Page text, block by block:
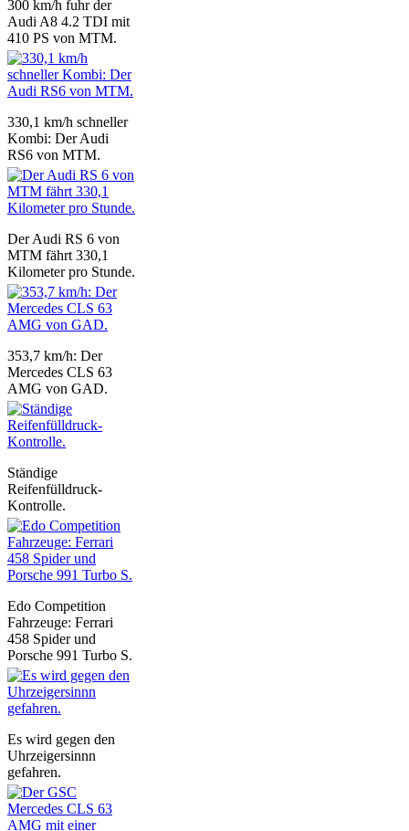
300 km/h fuhr der
Audi A8 4.2 TDI mit
410 PS von MTM.
330,1 km/h schneller
Kombi: Der Audi
RS6 von MTM.
Der Audi RS 6 von
MTM fährt 330,1
Kilometer pro Stunde.
353,7 km/h: Der
Mercedes CLS 63
AMG von GAD.
Ständige
Reifenfülldruck-
Kontrolle.
Edo Competition
Fahrzeuge: Ferrari
458 Spider und
Porsche 991 Turbo S.
Es wird gegen den
Uhrzeigersinnn
gefahren.